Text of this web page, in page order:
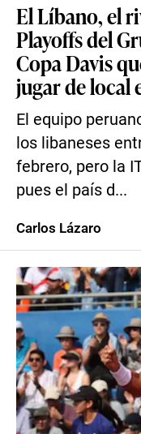
El Líbano, el
Playoffs del
Copa Davis
jugar de
El equipo
los libaneses
febrero, pero la
pues el país d...
Carlos Lázaro